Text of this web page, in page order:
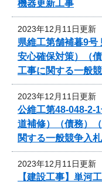
機器更新工事
2023年12月11日更新
県維工第舗補暮9号
安心確保対策）（
工事に関する一般
2023年12月11日更新
公維工第48-048-2-
道補修）（債務）
関する一般競争入
2023年12月11日更新
【建設工事】単河